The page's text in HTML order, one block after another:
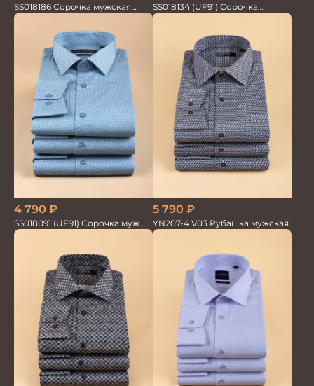
SS018186 Сорочка мужская
GROSTYLE TRENDY
SS018134 (UF91) Сорочка
мужская GROSTYLE TRENDY
4 790 ₽
SS018091 (UF91) Сорочка муж.
GROSTYLE PRIME
5 790 ₽
YN207-4 V03 Рубашка мужская